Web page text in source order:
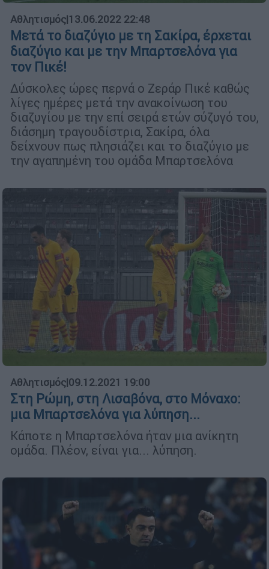
Αθλητισμός|13.06.2022 22:48
Μετά το διαζύγιο με τη Σακίρα, έρχεται
διαζύγιο και με την Μπαρτσελόνα για
τον Πικέ!
Δύσκολες ώρες περνά ο Ζεράρ Πικέ καθώς
λίγες ημέρες μετά την ανακοίνωση του
διαζυγίου με την επί σειρά ετών σύζυγό του,
διάσημη τραγουδίστρια, Σακίρα, όλα
δείχνουν πως πλησιάζει και το διαζύγιο με
την αγαπημένη του ομάδα Μπαρτσελόνα
Αθλητισμός|09.12.2021 19:00
Στη Ρώμη, στη Λισαβόνα, στο Μόναχο:
μια Μπαρτσελόνα για λύπηση...
Κάποτε η Μπαρτσελόνα ήταν μια ανίκητη
ομάδα. Πλέον, είναι για... λύπηση.